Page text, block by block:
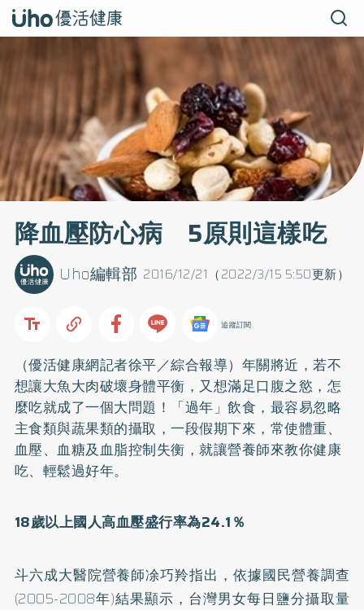
降血壓防心病 5原則這樣吃
2016/12/21（2022/3/15 5:50更新）
Uho編輯部
追蹤訂閱
（優活健康網記者徐平／綜合報導）年關將近，若不
想讓大魚大肉破壞身體平衡，又想滿足口腹之慾，怎
麼吃就成了一個大問題！「過年」飲食，最容易忽略
主食類與蔬果類的攝取，一段假期下來，常使體重、
血壓、血糖及血脂控制失衡，就讓營養師來教你健康
吃、輕鬆過好年。
18歲以上國人高血壓盛行率為24.1％
斗六成大醫院營養師凃巧羚指出，依據國民營養調查
(2005-2008年)結果顯示，台灣男女每日鹽分攝取量